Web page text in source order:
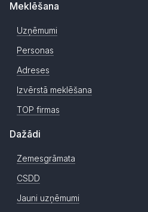
Meklēšana
Uzņēmumi
Personas
Adreses
Izvērstā meklēšana
TOP firmas
Dažādi
Zemesgrāmata
CSDD
Jauni uzņēmumi